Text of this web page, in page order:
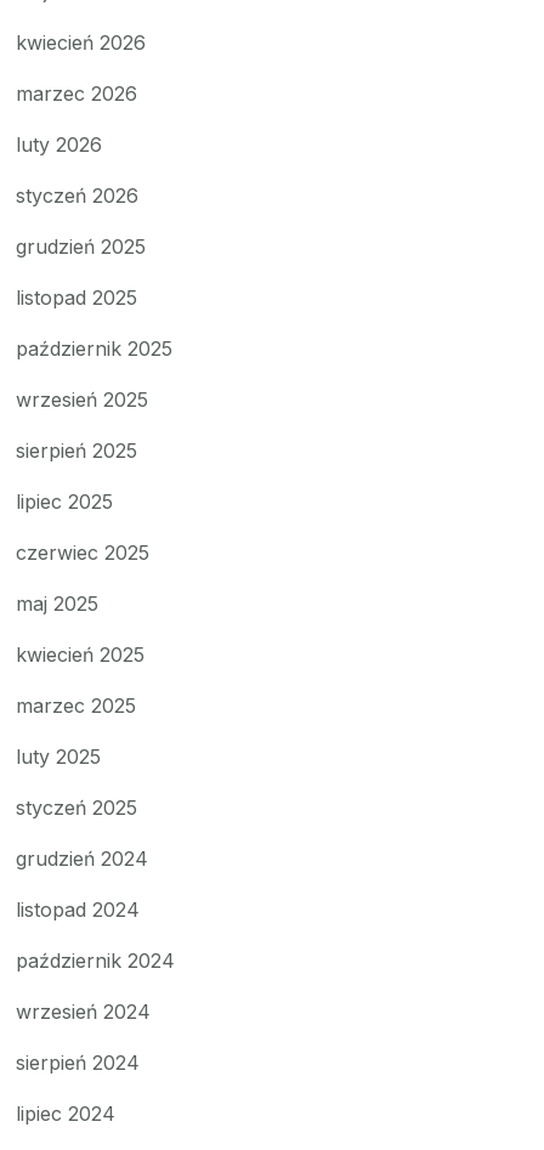
kwiecień 2026
marzec 2026
luty 2026
styczeń 2026
grudzień 2025
listopad 2025
październik 2025
wrzesień 2025
sierpień 2025
lipiec 2025
czerwiec 2025
maj 2025
kwiecień 2025
marzec 2025
luty 2025
styczeń 2025
grudzień 2024
listopad 2024
październik 2024
wrzesień 2024
sierpień 2024
lipiec 2024